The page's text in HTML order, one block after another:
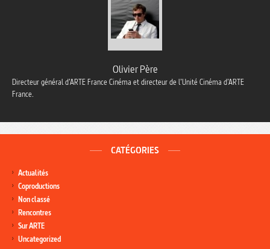
Olivier Père
Directeur général d’ARTE France Cinéma et directeur de l’Unité Cinéma d’ARTE
France.
CATÉGORIES
Actualités
Coproductions
Non classé
Rencontres
Sur ARTE
Uncategorized